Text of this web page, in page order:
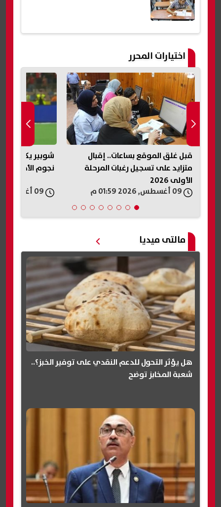
اختيارات المحرر
شوبير يكشف كواليس تجديد عقود
نجوم الأهلي.. ونصيحة لإمام عاشور
نصيحة هامة من
مصر بشأن
مالتى ميديا
هل يؤثر التحول للدعم النقدي على توفير الخبز؟..
شعبة المخابز توضح